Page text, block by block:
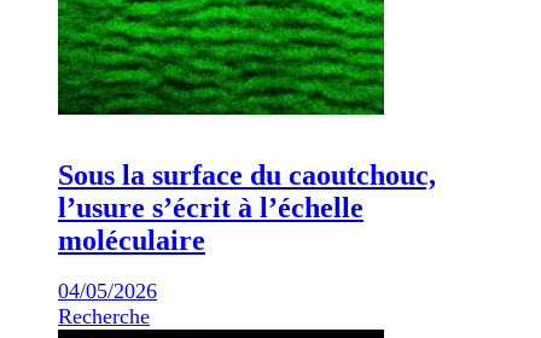
Sous la surface du caoutchouc,
l’usure s’écrit à l’échelle
moléculaire
04/05/2026
Recherche